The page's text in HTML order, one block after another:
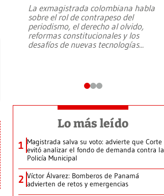
La exmagistrada colombiana habla
sobre el rol de contrapeso del
periodismo, el derecho al olvido,
reformas constitucionales y los
desafíos de nuevas tecnologías...
Lo más leído
1 Magistrada salva su voto: advierte que Corte
evitó analizar el fondo de demanda contra la
Policía Municipal
2 Víctor Álvarez: Bomberos de Panamá
advierten de retos y emergencias